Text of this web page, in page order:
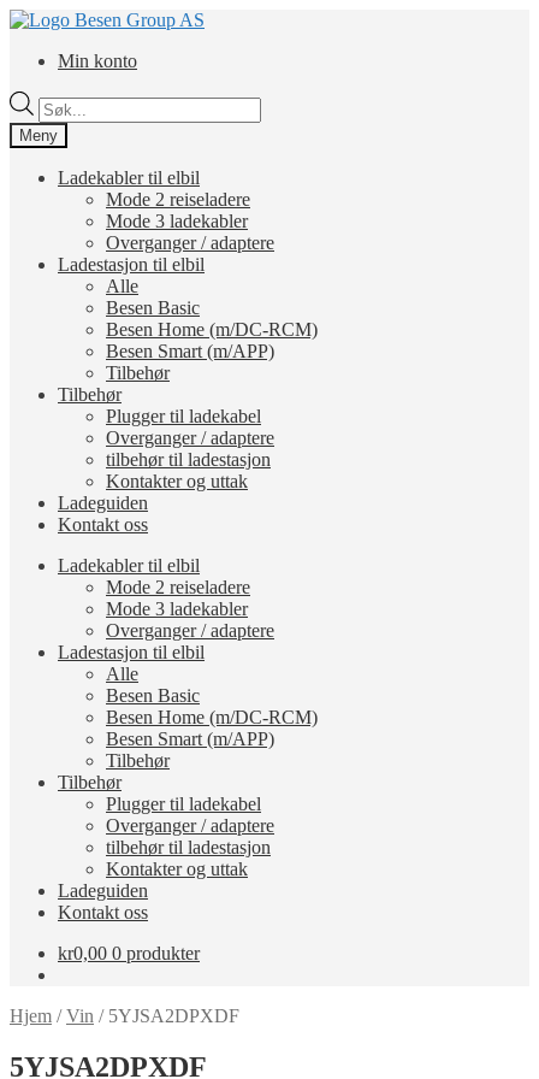
Hopp
navigasjon
Hopp
innholdMin konto
Products
search
Meny
Ladekabler til elbil
Mode 2 reiseladere
Mode 3 ladekabler
Overganger / adaptere
Ladestasjon til elbil
Alle
Besen Basic
Besen Home (m/DC-RCM)
Besen Smart (m/APP)
Tilbehør
Tilbehør
Plugger til ladekabel
Overganger / adaptere
tilbehør til ladestasjon
Kontakter og uttak
Ladeguiden
Kontakt oss
Ladekabler til elbil
Mode 2 reiseladere
Mode 3 ladekabler
Overganger / adaptere
Ladestasjon til elbil
Alle
Besen Basic
Besen Home (m/DC-RCM)
Besen Smart (m/APP)
Tilbehør
Tilbehør
Plugger til ladekabel
Overganger / adaptere
tilbehør til ladestasjon
Kontakter og uttak
Ladeguiden
Kontakt oss
kr0,00 0 produkter
Hjem /Vin / 5YJSA2DPXDF
5YJSA2DPXDF